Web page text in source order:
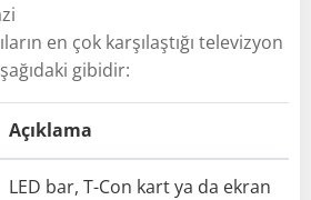
en çok karşılaştığı televizyon
gibidir:
Açıklama
LED bar, T-Con kart ya da ekran